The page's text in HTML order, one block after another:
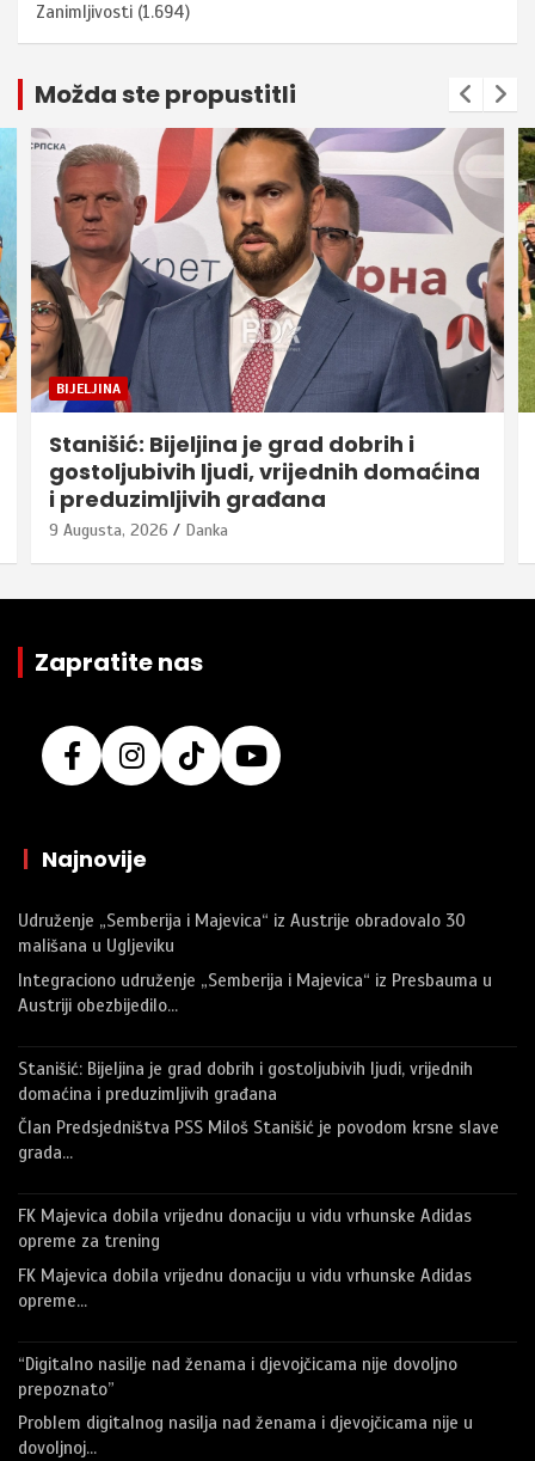
Zanimljivosti (1.694)
Možda ste propustitli
BIJELJINA
Stanišić: Bijeljina je grad dobrih i
gostoljubivih ljudi, vrijednih domaćina
i preduzimljivih građana
9 Augusta, 2026 Danka
Zapratite nas
| Najnovije
Udruženje „Semberija i Majevica“ iz Austrije obradovalo 30
mališana u Ugljeviku
Integraciono udruženje „Semberija i Majevica“ iz Presbauma u
Austriji obezbijedilo…
Stanišić: Bijeljina je grad dobrih i gostoljubivih ljudi, vrijednih
domaćina i preduzimljivih građana
Član Predsjedništva PSS Miloš Stanišić je povodom krsne slave
grada…
FK Majevica dobila vrijednu donaciju u vidu vrhunske Adidas
opreme za trening
FK Majevica dobila vrijednu donaciju u vidu vrhunske Adidas
opreme…
“Digitalno nasilje nad ženama i djevojčicama nije dovoljno
prepoznato”
Problem digitalnog nasilja nad ženama i djevojčicama nije u
dovoljnoj…